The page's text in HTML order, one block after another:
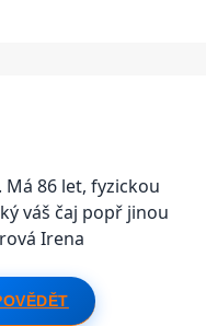
86 let, fyzickou
váš čaj popř jinou
Irena